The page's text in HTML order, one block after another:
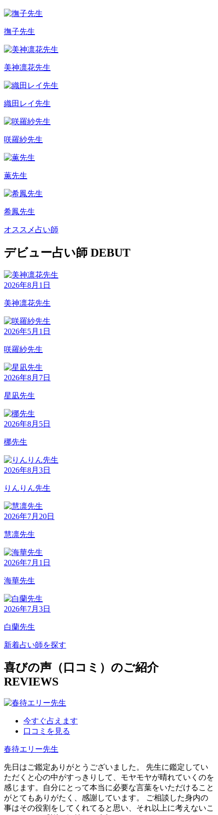
撫子先生
美神凛花先生
織田レイ先生
咲羅紗先生
薫先生
希鳳先生
オススメ占い師
デビュー占い師 DEBUT
2026年8月1日
美神凛花先生
2026年5月1日
咲羅紗先生
2026年8月7日
星凪先生
2026年8月5日
梛先生
2026年8月3日
りんりん先生
2026年7月20日
慧凛先生
2026年7月1日
海華先生
2026年7月3日
白蘭先生
新着占い師を探す
喜びの声（口コミ）のご紹介
REVIEWS
今すぐ占えます
口コミを見る
春待エリー先生
先日はご鑑定ありがとうございました。 先生に鑑定してい
ただくと心の中がすっきりして、モヤモヤが晴れていくのを
感じます。自分にとって本当に必要な言葉をいただけること
がとてもありがたく、感謝しています。 ご相談した身内の
事はその役割をしてくれてると思い、それ以上に考えないこ